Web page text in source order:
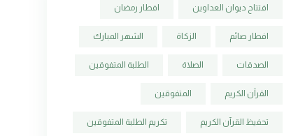
افتتاح ديوان العداوين افطار رمضان
افطار صائم الزكاة الشهر المبارك
الصدقات الصلاة الطلبة المتفوقين
القرآن الكريم المتفوقين
تحفيظ القرآن الكريم تكريم الطلبة المتفوقين